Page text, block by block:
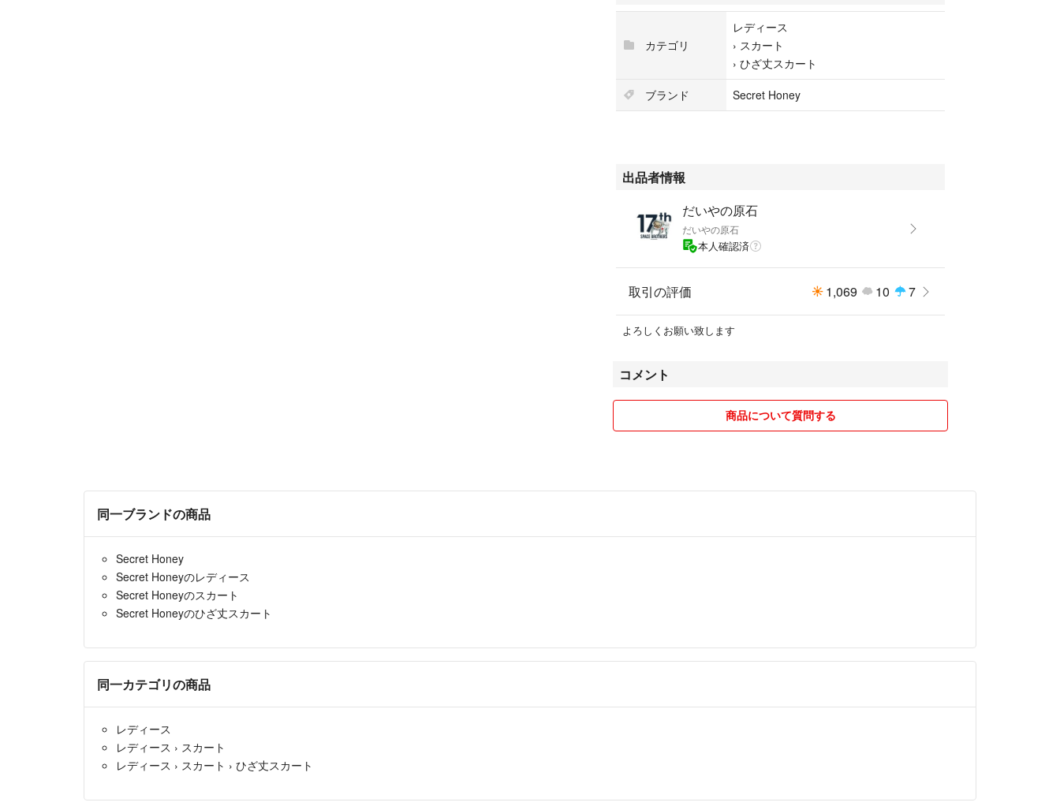
#ジャンパースカート
カラー...ブラック
カテゴリ
レディース
› スカート
› ひざ丈スカート
ブランド
Secret Honey
出品者情報
だいやの原石
だいやの原石
本人確認済
取引の評価 1,069 10 7
よろしくお願い致します
コメント
商品について質問する
同一ブランドの商品
Secret Honey
Secret Honeyのレディース
Secret Honeyのスカート
Secret Honeyのひざ丈スカート
同一カテゴリの商品
レディース
レディース › スカート
レディース › スカート › ひざ丈スカート